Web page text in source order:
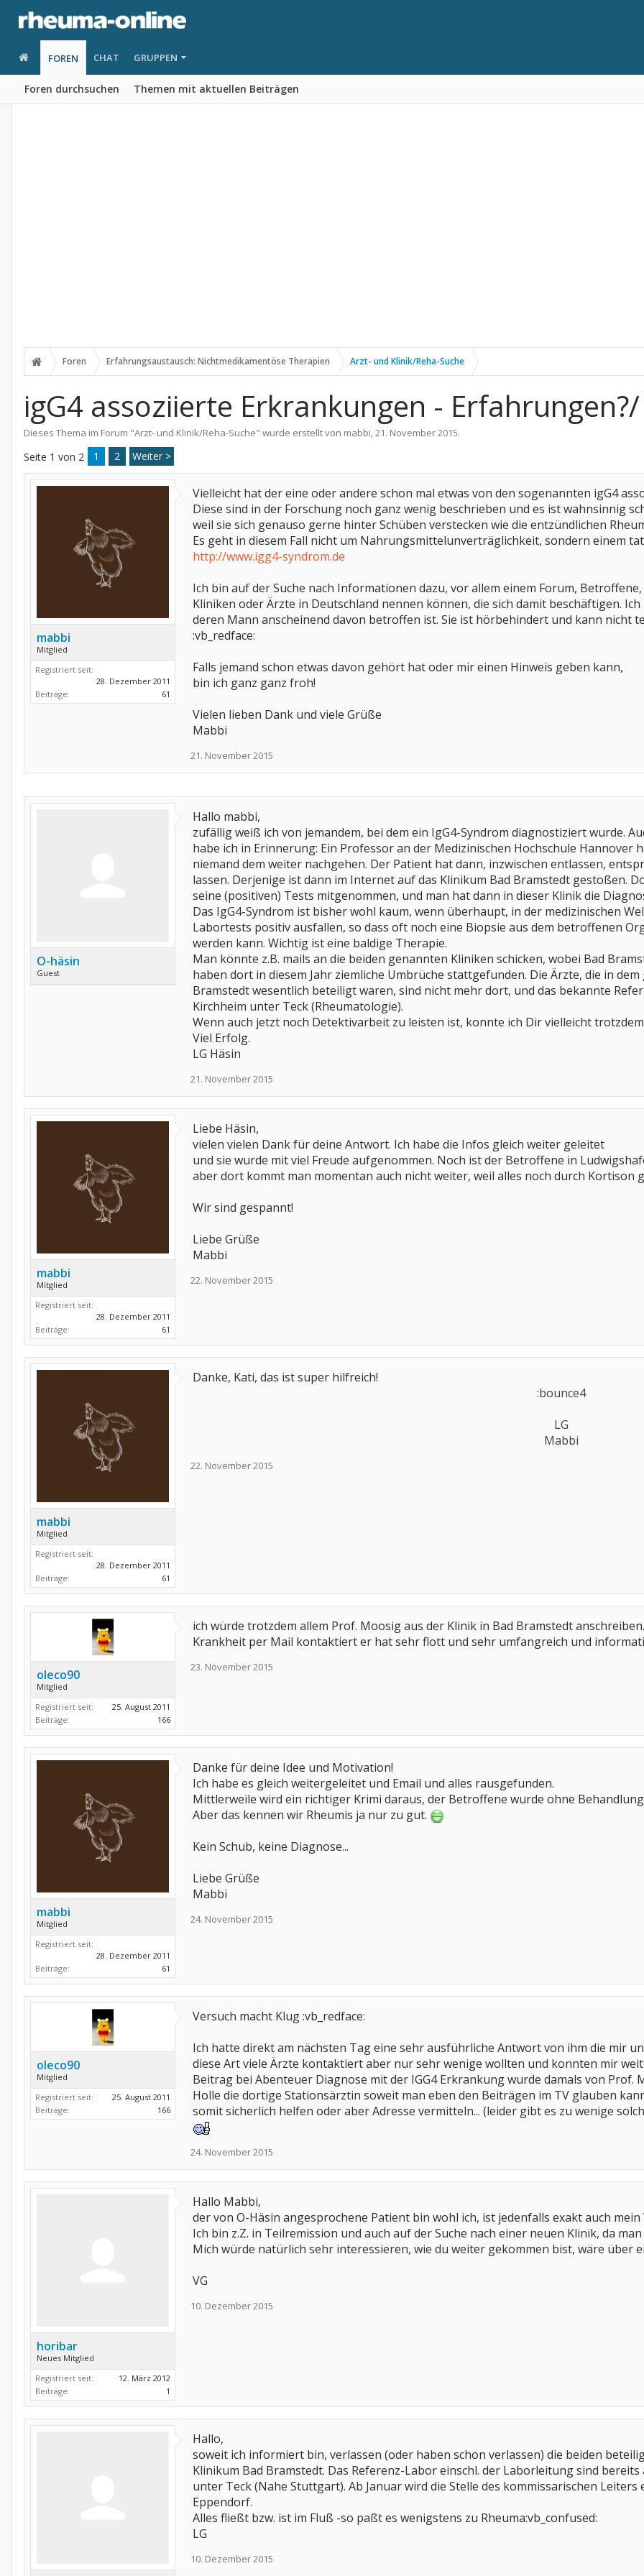
FOREN
Foren durchsuchen Themen mit aktuellen Beiträgen
CHAT GRUPPEN
Foren Erfahrungsaustausch: Nichtmedikamentöse Therapien Arzt- und Klinik/Reha-Suche
igG4 assoziierte Erkrankungen -
Dieses Thema im Forum "Arzt- und Klinik/Reha-Suche" wurde erstellt von mabbi,21. November 2015.
Seite 1 von 2 1 2 Weiter >
mabbi
Mitglied
Registriert seit:
28. Dezember 2011
Beiträge:
61
Vielleicht hat der eine oder andere schon mal etwas von den sogenannten igG4
Diese sind in der Forschung noch ganz wenig beschrieben und es ist wahnsinnig
weil sie sich genauso gerne hinter Schüben verstecken wie die entzündlichen
Es geht in diesem Fall nicht um Nahrungsmittelunverträglichkeit, sondern einem
http://www.igg4-syndrom.de
Ich bin auf der Suche nach Informationen dazu, vor allem einem Forum,
Kliniken oder Ärzte in Deutschland nennen können, die sich damit beschäftigen.
deren Mann anscheinend davon betroffen ist. Sie ist hörbehindert und kann nicht
:vb_redface:
Falls jemand schon etwas davon gehört hat oder mir einen Hinweis geben kann,
bin ich ganz ganz froh!
Vielen lieben Dank und viele Grüße
Mabbi
21. November 2015
O-häsin
Guest
Hallo mabbi,
zufällig weiß ich von jemandem, bei dem ein IgG4-Syndrom diagnostiziert wurde.
habe ich in Erinnerung: Ein Professor an der Medizinischen Hochschule Hannover
niemand dem weiter nachgehen. Der Patient hat dann, inzwischen entlassen,
lassen. Derjenige ist dann im Internet auf das Klinikum Bad Bramstedt gestoßen.
seine (positiven) Tests mitgenommen, und man hat dann in dieser Klinik die
Das IgG4-Syndrom ist bisher wohl kaum, wenn überhaupt, in der medizinischen
Labortests positiv ausfallen, so dass oft noch eine Biopsie aus dem betroffenen
werden kann. Wichtig ist eine baldige Therapie.
Man könnte z.B. mails an die beiden genannten Kliniken schicken, wobei Bad
haben dort in diesem Jahr ziemliche Umbrüche stattgefunden. Die Ärzte, die in
Bramstedt wesentlich beteiligt waren, sind nicht mehr dort, und das bekannte
Kirchheim unter Teck (Rheumatologie).
Wenn auch jetzt noch Detektivarbeit zu leisten ist, konnte ich Dir vielleicht
Viel Erfolg.
LG Häsin
21. November 2015
mabbi
Mitglied
Registriert seit:
28. Dezember 2011
Beiträge:
61
Liebe Häsin,
vielen vielen Dank für deine Antwort. Ich habe die Infos gleich weiter geleitet
und sie wurde mit viel Freude aufgenommen. Noch ist der Betroffene in
aber dort kommt man momentan auch nicht weiter, weil alles noch durch Kortison
Wir sind gespannt!
Liebe Grüße
Mabbi
22. November 2015
mabbi
Mitglied
Registriert seit:
28. Dezember 2011
Beiträge:
61
Danke, Kati, das ist super hilfreich!
:bounce4
LG
Mabbi
22. November 2015
oleco90
Mitglied
Registriert seit:
25. August 2011
Beiträge:
166
ich würde trotzdem allem Prof. Moosig aus der Klinik in Bad Bramstedt
Krankheit per Mail kontaktiert er hat sehr flott und sehr umfangreich und
23. November 2015
mabbi
Mitglied
Registriert seit:
28. Dezember 2011
Beiträge:
61
Danke für deine Idee und Motivation!
Ich habe es gleich weitergeleitet und Email und alles rausgefunden.
Mittlerweile wird ein richtiger Krimi daraus, der Betroffene wurde ohne
Aber das kennen wir Rheumis ja nur zu gut.
Kein Schub, keine Diagnose...
Liebe Grüße
Mabbi
24. November 2015
oleco90
Mitglied
Registriert seit:
25. August 2011
Beiträge:
166
Versuch macht Klug :vb_redface:
Ich hatte direkt am nächsten Tag eine sehr ausführliche Antwort von ihm die mir
diese Art viele Ärzte kontaktiert aber nur sehr wenige wollten und konnten mir
Beitrag bei Abenteuer Diagnose mit der IGG4 Erkrankung wurde damals von Prof.
Holle die dortige Stationsärztin soweit man eben den Beiträgen im TV glauben
somit sicherlich helfen oder aber Adresse vermitteln... (leider gibt es zu wenige
24. November 2015
horibar
Neues Mitglied
Registriert seit:
12. März 2012
Beiträge:
1
Hallo Mabbi,
der von O-Häsin angesprochene Patient bin wohl ich, ist jedenfalls exakt auch mein
Ich bin z.Z. in Teilremission und auch auf der Suche nach einer neuen Klinik, da
Mich würde natürlich sehr interessieren, wie du weiter gekommen bist, wäre über
VG
10. Dezember 2015
Hallo,
soweit ich informiert bin, verlassen (oder haben schon verlassen) die beiden
Klinikum Bad Bramstedt. Das Referenz-Labor einschl. der Laborleitung sind
unter Teck (Nahe Stuttgart). Ab Januar wird die Stelle des kommissarischen
Eppendorf.
Alles fließt bzw. ist im Fluß -so paßt es wenigstens zu Rheuma:vb_confused:
LG
10. Dezember 2015